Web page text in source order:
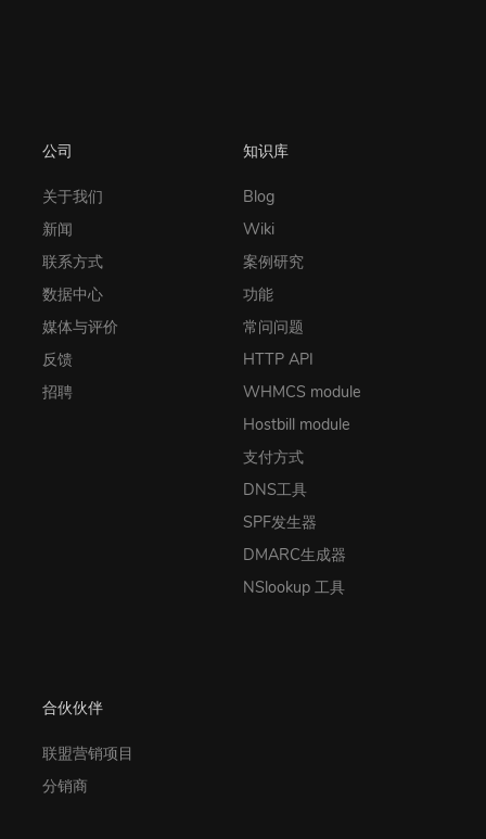
公司
关于我们
新闻
联系方式
数据中心
媒体与评价
反馈
招聘
知识库
Blog
Wiki
案例研究
功能
常问问题
HTTP API
WHMCS module
Hostbill module
支付方式
DNS工具
SPF发生器
DMARC生成器
NSlookup 工具
合伙伙伴
联盟营销项目
分销商